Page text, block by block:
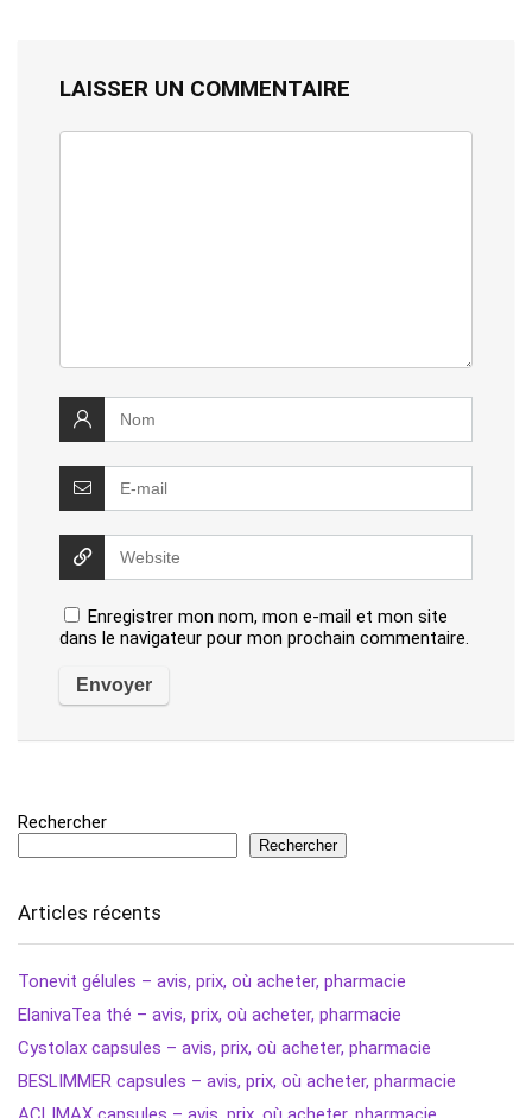
LAISSER UN COMMENTAIRE
Enregistrer mon nom, mon e-mail et mon site
dans le navigateur pour mon prochain commentaire.
Rechercher
Rechercher
Articles récents
Tonevit gélules – avis, prix, où acheter, pharmacie
ElanivaTea thé – avis, prix, où acheter, pharmacie
Cystolax capsules – avis, prix, où acheter, pharmacie
BESLIMMER capsules – avis, prix, où acheter, pharmacie